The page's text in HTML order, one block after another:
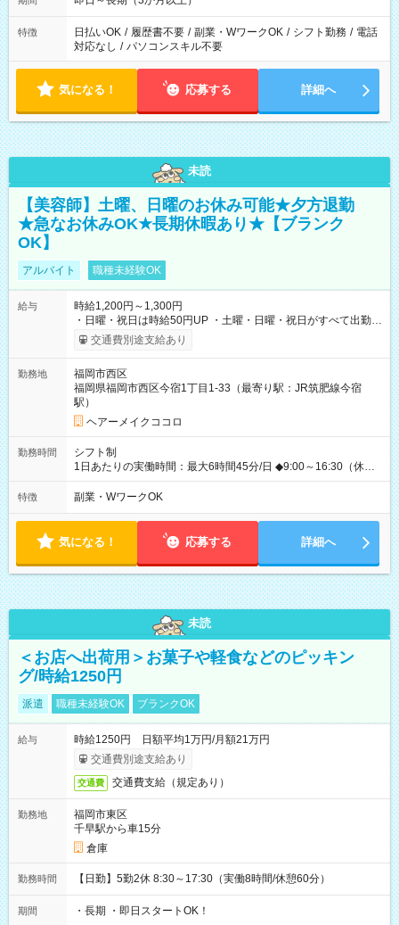
特徴 日払いOK / 履歴書不要 / 副業・WワークOK / シフト勤務 / 電話
対応なし / パソコンスキル不要
気になる！ 応募する 詳細へ
未読
【美容師】土曜、日曜のお休み可能★夕方退勤
★急なお休みOK★長期休暇あり★【ブランク
OK】
アルバイト 職種未経験OK
給与
時給1,200円～1,300円
・日曜・祝日は時給50円UP ・土曜・日曜・祝日がすべて出勤可
能な方は、日曜・祝日の時給1,300円（入社から半年間は時給
1,250円になります) 【試用期間】試用期間あり 試用期間の長
ます。 雇用形態：本採用時と同じです。 給与：時給 1,200
円 ～ 1,250円
交通費別途支給あり
勤務地
福岡市西区
福岡県福岡市西区今宿1丁目1-33（最寄り駅：JR筑肥線今宿
駅）
ヘアーメイクココロ
勤務時間
シフト制
1日あたりの実働時間：最大6時間45分/日 ◆9:00～16:30（休憩
45分） ◇週2日~OK！！ ◆残業レッスン一切なし ◇休みの日の
講習参加、モデルハント一切なし ☆★☆★☆★☆★☆ 上記の条件
ご希望があったらぜひご相談ください！ もちろん、週の出勤日
数も相談OKです！ ☆★☆★☆★☆★☆★☆
特徴 副業・WワークOK
気になる！ 応募する 詳細へ
未読
＜お店へ出荷用＞お菓子や軽食などのピッキン
グ/時給1250円
派遣 職種未経験OK ブランクOK
給与
時給1250円 日額平均1万円/月額21万円
交通費別途支給あり
交通費 交通費支給（規定あり）
勤務地
福岡市東区
千早駅から車15分
倉庫
勤務時間 【日勤】5勤2休 8:30～17:30（実働8時間/休憩60分）
期間 ・長期 ・即日スタートOK！